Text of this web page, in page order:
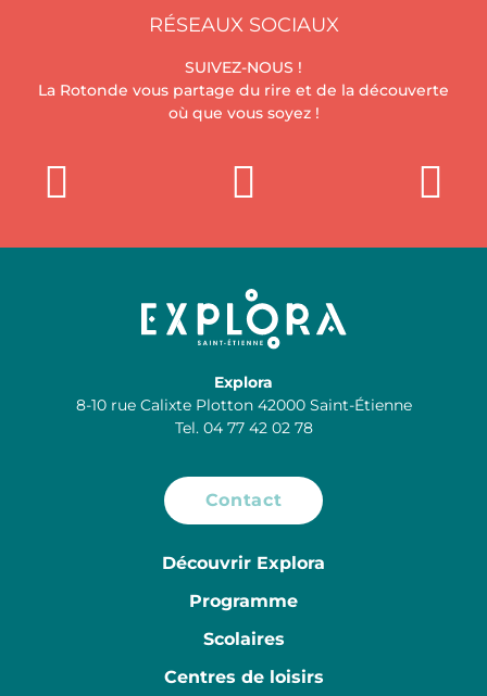
RÉSEAUX SOCIAUX
SUIVEZ-NOUS !
La Rotonde vous partage du rire et de la découverte
où que vous soyez !
Explora
8-10 rue Calixte Plotton 42000 Saint-Étienne
Tel. 04 77 42 02 78
Contact
Découvrir Explora
Programme
Scolaires
Centres de loisirs